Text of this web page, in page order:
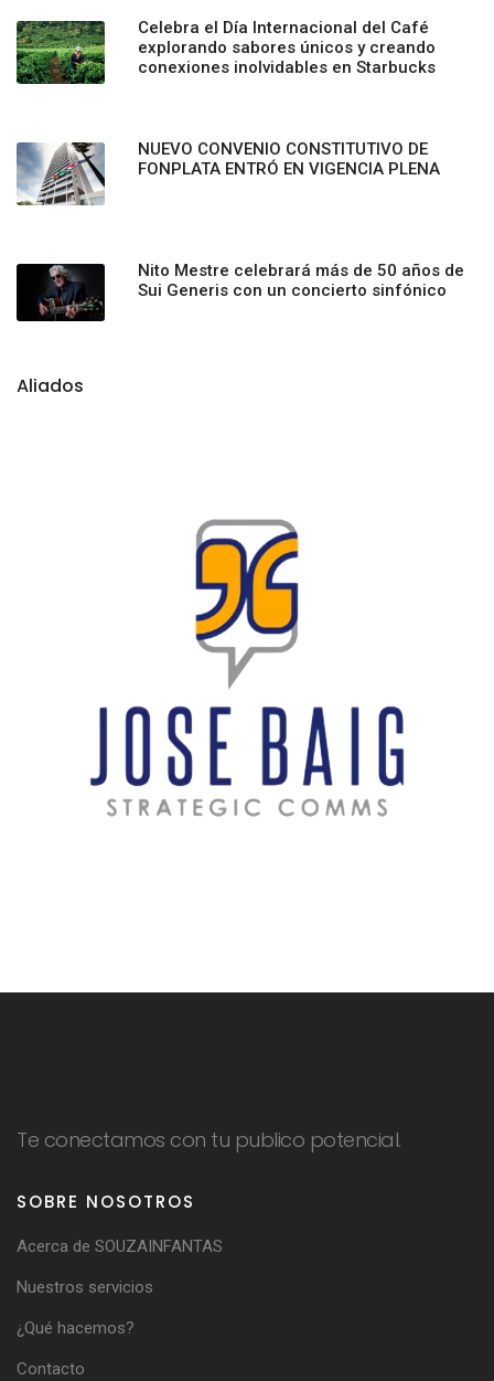
Celebra el Día Internacional del Café
explorando sabores únicos y creando
conexiones inolvidables en Starbucks
NUEVO CONVENIO CONSTITUTIVO DE
FONPLATA ENTRÓ EN VIGENCIA PLENA
Nito Mestre celebrará más de 50 años de
Sui Generis con un concierto sinfónico
Aliados
Te conectamos con tu publico potencial.
SOBRE NOSOTROS
Acerca de SOUZAINFANTAS
Nuestros servicios
¿Qué hacemos?
Contacto